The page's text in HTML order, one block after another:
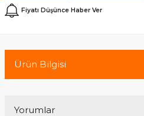
Fiyatı Düşünce Haber Ver
Ürün Bilgisi
Yorumlar